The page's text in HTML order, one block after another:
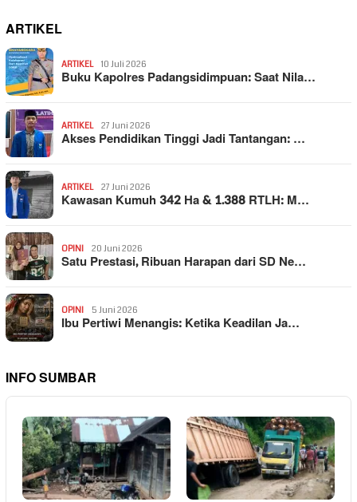
ARTIKEL
ARTIKEL 10 Juli 2026
Buku Kapolres Padangsidimpuan: Saat Nila…
ARTIKEL 27 Juni 2026
Akses Pendidikan Tinggi Jadi Tantangan: …
ARTIKEL 27 Juni 2026
Kawasan Kumuh 342 Ha & 1.388 RTLH: M…
OPINI 20 Juni 2026
Satu Prestasi, Ribuan Harapan dari SD Ne…
OPINI 5 Juni 2026
Ibu Pertiwi Menangis: Ketika Keadilan Ja…
INFO SUMBAR